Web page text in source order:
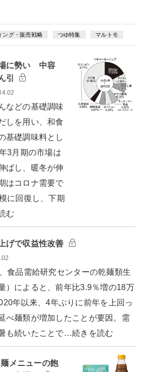
ング・販売戦略 つゆ特集 マルトモ
に勢い 中容
引
などの基礎調味
しを用い、和食
基礎調味料とし
3月期の市場は
ばし、暖冬が伸
はコロナ需要で
に回復し、下期
む
げで収益性改善
食品需給研究センターの乾麺類生
）によると、前年比3.9％増の18万
年以来、4年ぶりに前年を上回っ
べ麺類が増加したことが要因。需
も続いたことで…続きを読む
メニューの飽